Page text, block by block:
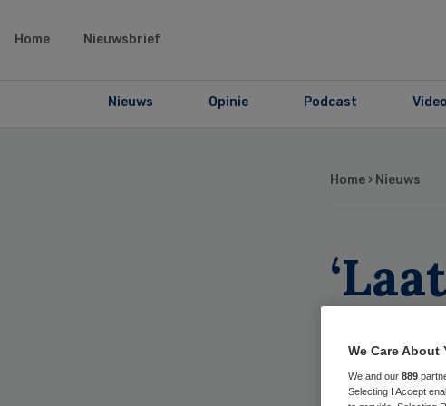
Home Nieuwsbrief
Nieuws Opinie Podcast
Home › Nieuws
van
We Care About
We and our 889
Selecting I Accept